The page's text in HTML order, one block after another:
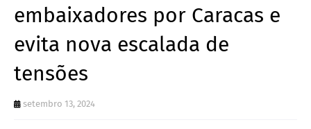
embaixadores por Caracas e
evita nova escalada de
tensões
setembro 13, 2024